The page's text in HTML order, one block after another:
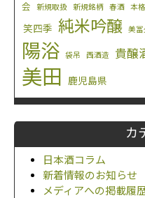
会
新規取扱 新規銘柄 春酒 本
笑四季 純米吟醸 美冨
陽浴
袋吊 西酒造 貴醸
美田
鹿児島県
カ
日本酒コラム
新着情報のお知らせ
メディアへの掲載履